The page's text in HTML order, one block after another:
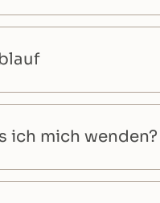
ich mich wenden?